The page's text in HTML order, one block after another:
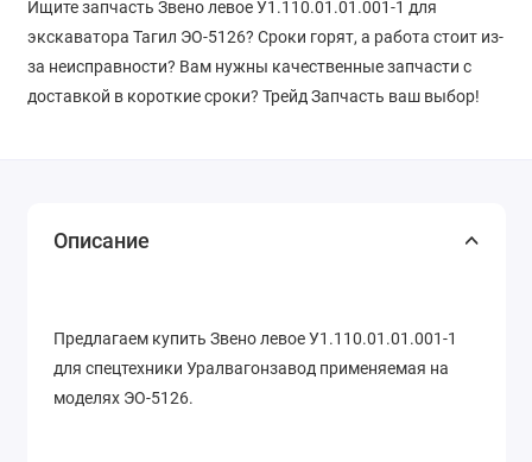
Ищите запчасть Звено левое У1.110.01.01.001-1 для
экскаватора Тагил ЭО-5126? Сроки горят, а работа стоит из-
за неисправности? Вам нужны качественные запчасти с
доставкой в короткие сроки? Трейд Запчасть ваш выбор!
Описание
Предлагаем купить Звено левое У1.110.01.01.001-1
для спецтехники Уралвагонзавод применяемая на
моделях ЭО-5126.